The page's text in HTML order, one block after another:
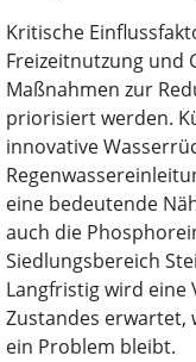
Kritische
Freizeitnutzung und
Maßnahmen zur
priorisiert werden.
innovative
eine bedeutende
auch die
Siedlungsbereich
Langfristig wird eine
Zustandes erwartet,
ein Problem bleibt.